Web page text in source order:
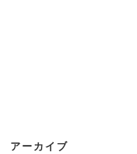
アーカイブ